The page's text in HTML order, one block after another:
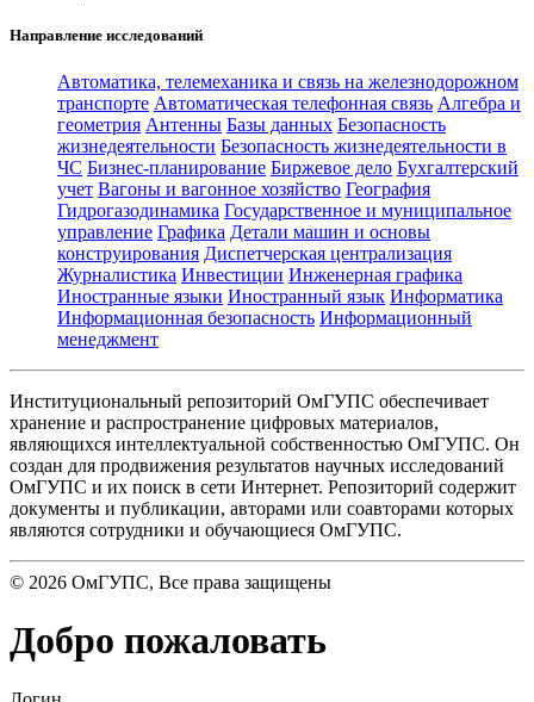
Направление исследований
Автоматика, телемеханика и связь на железнодорожном
транспорте Автоматическая телефонная связь Алгебра и
геометрия Антенны Базы данных Безопасность
жизнедеятельности Безопасность жизнедеятельности в
ЧС Бизнес-планирование Биржевое дело Бухгалтерский
учет Вагоны и вагонное хозяйство География
Гидрогазодинамика Государственное и муниципальное
управление Графика Детали машин и основы
конструирования Диспетчерская централизация
Журналистика Инвестиции Инженерная графика
Иностранные языки Иностранный язык Информатика
Информационная безопасность Информационный
менеджмент
Институциональный репозиторий ОмГУПС обеспечивает
хранение и распространение цифровых материалов,
являющихся интеллектуальной собственностью ОмГУПС. Он
создан для продвижения результатов научных исследований
ОмГУПС и их поиск в сети Интернет. Репозиторий содержит
документы и публикации, авторами или соавторами которых
являются сотрудники и обучающиеся ОмГУПС.
© 2026 ОмГУПС, Все права защищены
Добро пожаловать